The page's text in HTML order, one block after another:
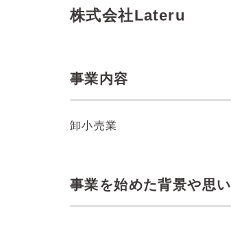
株式会社Lateru
事業内容
卸小売業
事業を始めた背景や思い